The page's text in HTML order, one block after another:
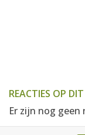
REACTIES OP
Er zijn nog geen